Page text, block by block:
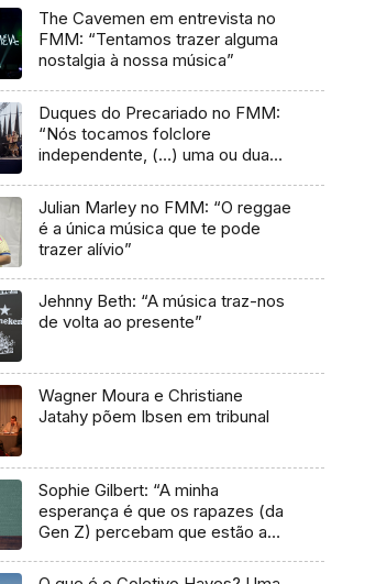
The Cavemen em entrevista no
FMM: “Tentamos trazer alguma
nostalgia à nossa música”
Duques do Precariado no FMM:
“Nós tocamos folclore
independente, (…) uma ou duas
Julian Marley no FMM: “O reggae
é a única música que te pode
trazer alívio”
Jehnny Beth: “A música traz-nos
de volta ao presente”
Wagner Moura e Christiane
Jatahy põem Ibsen em tribunal
Sophie Gilbert: “A minha
esperança é que os rapazes (da
Gen Z) percebam que estão a